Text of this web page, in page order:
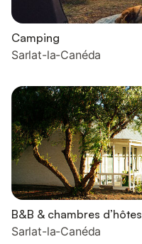
Camping
Sarlat-la-Canéda
B&B & chambres d’hôtes
Sarlat-la-Canéda